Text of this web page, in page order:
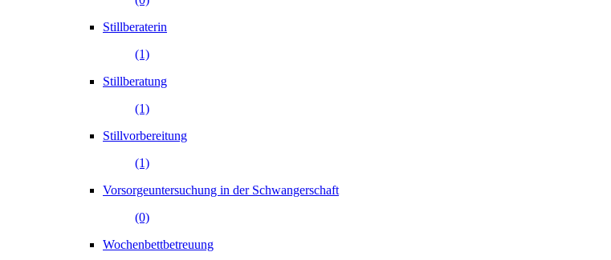
Stillberaterin
(1)
Stillberatung
(1)
Stillvorbereitung
(1)
Vorsorgeuntersuchung in der Schwangerschaft
(0)
Wochenbettbetreuung